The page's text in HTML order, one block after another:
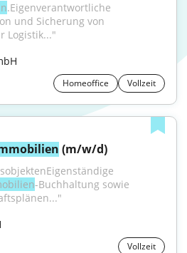
.Eigenverantwortliche
und Sicherung von
Logistik..."
Homeoffice Vollzeit
(m/w/d)
-Buchhaltung sowie
Vollzeit